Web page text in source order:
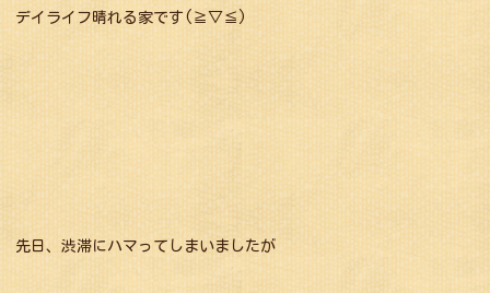
デイライフ晴れる家です(≧▽≦)
先日、渋滞にハマってしまいましたが